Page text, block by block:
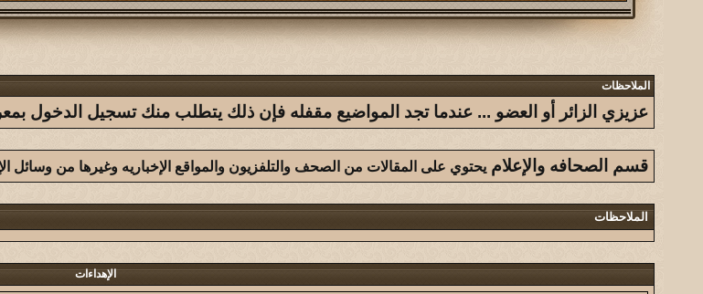
الملاحظات
عزيزي الزائر أو العضو ... عندما تجد المواضيع مقفله فإن ذلك يتطلب منك تسجيل الدخول
قسم الصحافه والإعلام يحتوي على المقالات من الصحف والتلفزيون والمواقع الإخباريه وغيرها من وسائل
الملاحظات
الإهداءات